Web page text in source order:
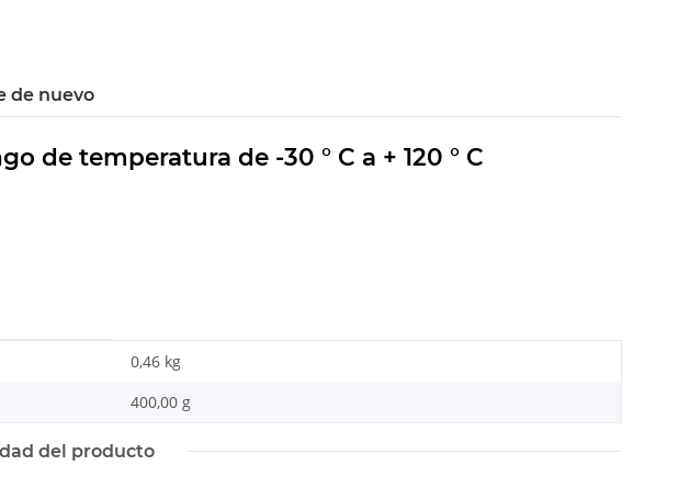
de nuevo
de temperatura de -30 ° C a + 120 ° C
0,46 kg
400,00 g
del producto